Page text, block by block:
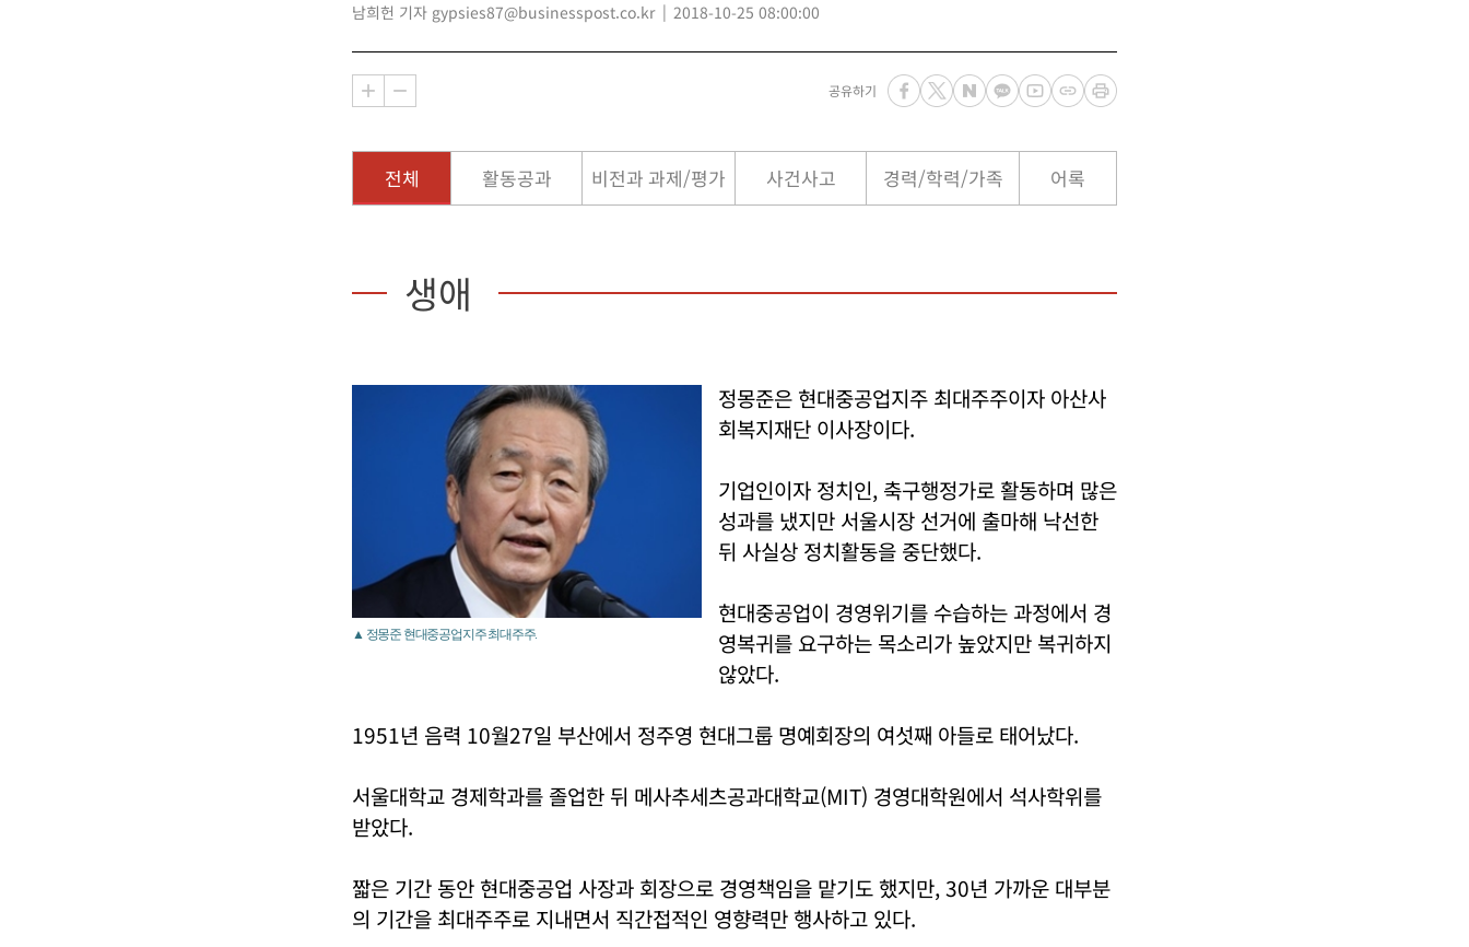
남희헌 기자 gypsies87@businesspost.co.kr 2018-10-25 08:00:00
공유하기
전체 활동공과 비전과 과제/평가 사건사고 경력/학력/가족 어록
생애
▲ 정몽준 현대중공업지주 최대주주.
정몽준은 현대중공업지주 최대주주이자 아산사
회복지재단 이사장이다.
기업인이자 정치인, 축구행정가로 활동하며 많은
성과를 냈지만 서울시장 선거에 출마해 낙선한
뒤 사실상 정치활동을 중단했다.
현대중공업이 경영위기를 수습하는 과정에서 경
영복귀를 요구하는 목소리가 높았지만 복귀하지
않았다.
1951년 음력 10월27일 부산에서 정주영 현대그룹 명예회장의 여섯째 아들로 태어났다.
서울대학교 경제학과를 졸업한 뒤 메사추세츠공과대학교(MIT) 경영대학원에서 석사학위를
받았다.
짧은 기간 동안 현대중공업 사장과 회장으로 경영책임을 맡기도 했지만, 30년 가까운 대부분
의 기간을 최대주주로 지내면서 직간접적인 영향력만 행사하고 있다.